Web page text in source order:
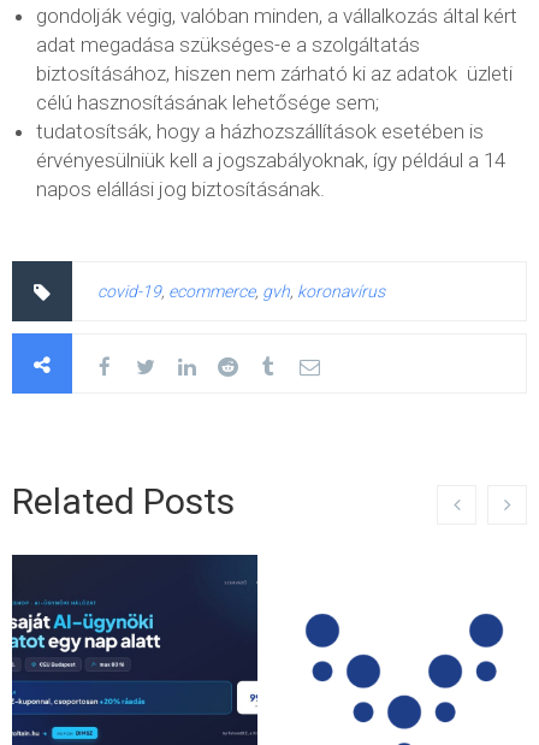
gondolják végig, valóban minden, a vállalkozás által kért
adat megadása szükséges-e a szolgáltatás
biztosításához, hiszen nem zárható ki az adatok üzleti
célú hasznosításának lehetősége sem;
tudatosítsák, hogy a házhozszállítások esetében is
érvényesülniük kell a jogszabályoknak, így például a 14
napos elállási jog biztosításának.
covid-19, ecommerce, gvh, koronavírus
Related Posts